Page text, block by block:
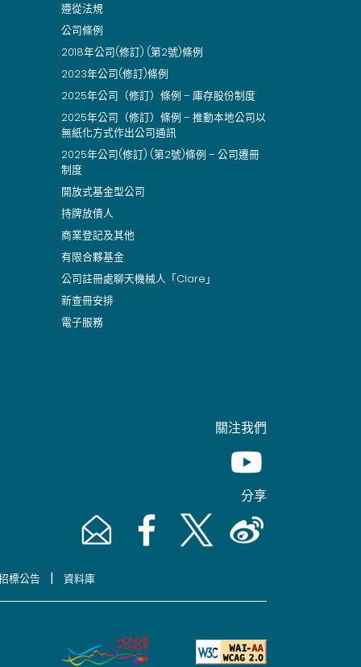
遵從法規
公司條例
2018年公司(修訂) (第2號)條例
2023年公司(修訂)條例
2025年公司（修訂）條例 – 庫存股份制度
2025年公司（修訂）條例 – 推動本地公司以
無紙化方式作出公司通訊
2025年公司(修訂) (第2號)條例 – 公司遷冊
制度
開放式基金型公司
持牌放債人
商業登記及其他
有限合夥基金
公司註冊處聊天機械人「Clare」
新查冊安排
電子服務
關注我們
Youtube [This link
分享
Email [This link will pop up in a new window]
Facebook [This link will pop up in a
Twitter [This link will pop up
Weibo [This link will
標公告 | 資料庫